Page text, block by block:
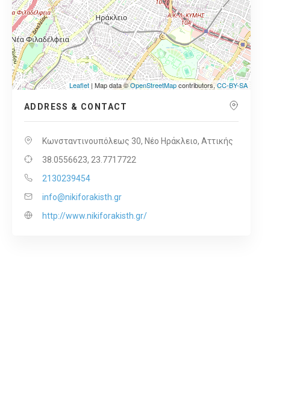
Leaflet | Map data ©OpenStreetMapcontributors,CC-BY-SA
ADDRESS & CONTACT
Κωνσταντινουπόλεως 30, Νέο Ηράκλειο, Αττικής
38.0556623, 23.7717722
2130239454
info@nikiforakisth.gr
http://www.nikiforakisth.gr/